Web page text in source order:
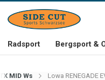
Radsport Bergsport &
MID Ws Lowa RENEGADE